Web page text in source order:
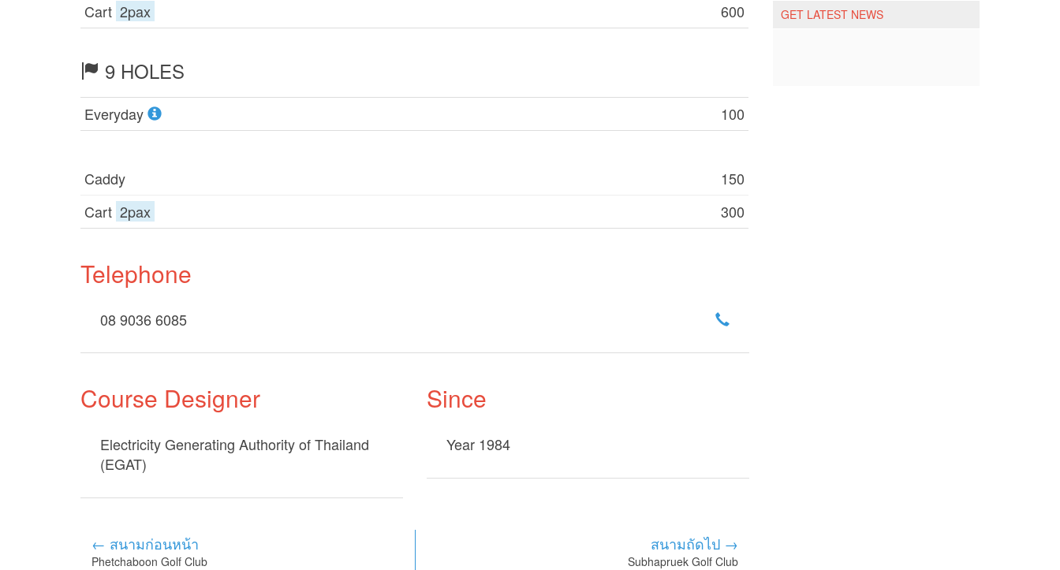
Cart 2pax 600
9 HOLES
Everyday 100
Caddy
150
Cart 2pax 300
Telephone
08 9036 6085
Course Designer
Electricity Generating Authority of Thailand
(EGAT)
Since
Year 1984
← สนามก่อนหน้า
Phetchaboon Golf Club
สนามถัดไป →
Subhapruek Golf Club
GET LATEST NEWS